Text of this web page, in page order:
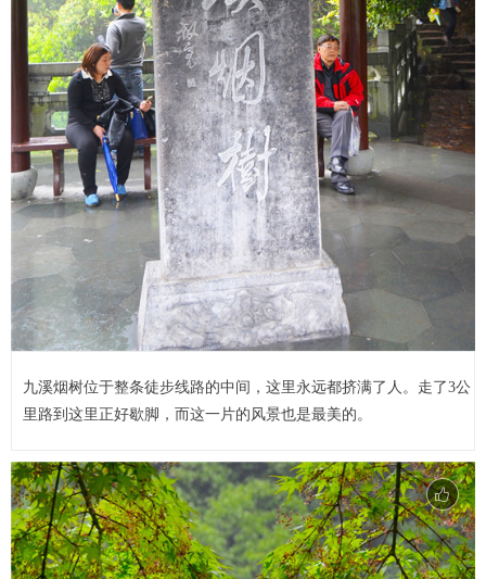
九溪烟树位于整条徒步线路的中间，这里永远都挤满了人。走了3公
里路到这里正好歇脚，而这一片的风景也是最美的。